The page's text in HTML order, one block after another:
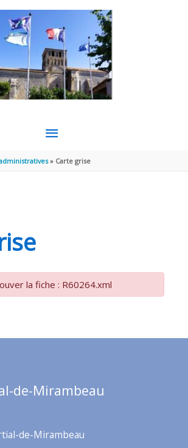
MENU
PRINCIPAL
Carte grise
la fiche : R60264.xml
de-Mirambeau
de-Mirambeau